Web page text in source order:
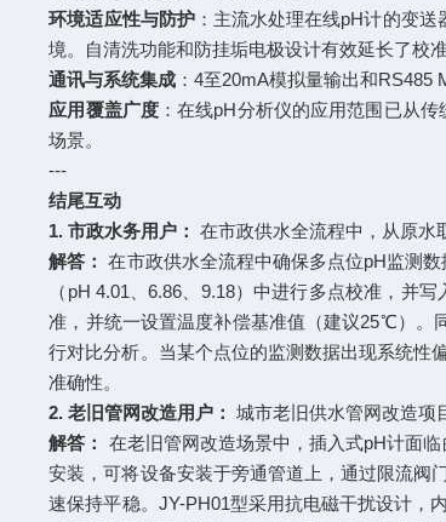
环境适应性与防护：主流水处理在线pH计的变
境。自清洗功能和防挂垢电极设计有效延长了校
通讯与系统集成 ：4至20mA模拟量输出和
应用覆盖广度 ：在线pH分析仪的应用范围已从
场景。
---
结尾互动
1. 市政水务用户： 在市政供水全流程中，从原水
解答： 在市政供水全流程中确保多点位pH监测
（pH 4.01、6.86、9.18）中进行多点校准，并
准，并统一设置温度补偿基准值（建议25℃）。
行对比分析。当某个点位的监测数据出现系统性
准确性。
2. 老旧管网改造用户： 城市老旧供水管网改造项
解答：
在老旧管网改造场景中，插入式pH计面
安装，可将设备安装于旁通管道上，通过限流阀
速保持平稳。JY-PH01型采用抗电磁干扰设计，